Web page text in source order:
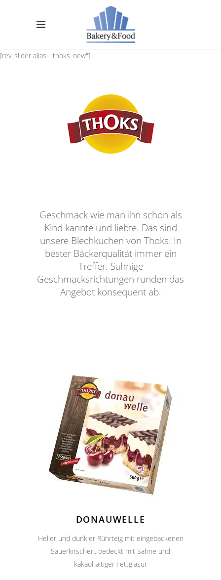
[rev_slider alias="thoks_new"]
Geschmack wie man ihn schon als
Kind kannte und liebte. Das sind
unsere Blechkuchen von Thoks. In
bester Bäckerqualität immer ein
Treffer. Sahnige
Geschmacksrichtungen runden das
Angebot konsequent ab.
DONAUWELLE
Heller und dunkler Rührteig mit eingebackenen
Sauerkirschen, bedeckt mit Sahne und
kakaohaltiger Fettglasur